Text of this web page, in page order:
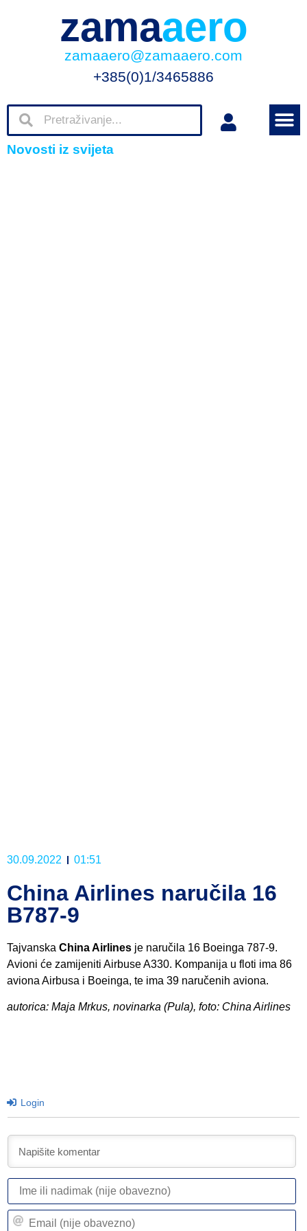
zamaaero
zamaaero@zamaaero.com
+385(0)1/3465886
Novosti iz svijeta
30.09.2022 01:51
China Airlines naručila 16
B787-9
Tajvanska China Airlines je naručila 16 Boeinga 787-9.
Avioni će zamijeniti Airbuse A330. Kompanija u floti ima 86
aviona Airbusa i Boeinga, te ima 39 naručenih aviona.
autorica: Maja Mrkus, novinarka (Pula), foto: China Airlines
Login